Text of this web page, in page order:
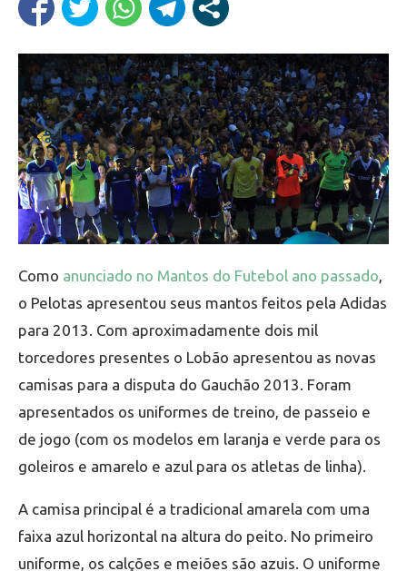
Como anunciado no Mantos do Futebol ano passado,
o Pelotas apresentou seus mantos feitos pela Adidas
para 2013. Com aproximadamente dois mil
torcedores presentes o Lobão apresentou as novas
camisas para a disputa do Gauchão 2013. Foram
apresentados os uniformes de treino, de passeio e
de jogo (com os modelos em laranja e verde para os
goleiros e amarelo e azul para os atletas de linha).
A camisa principal é a tradicional amarela com uma
faixa azul horizontal na altura do peito. No primeiro
uniforme, os calções e meiões são azuis. O uniforme